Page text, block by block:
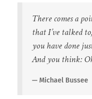
There comes a
that I’ve talked
you have done
And you think:
Michael Bussee